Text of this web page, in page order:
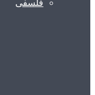
فلسفی